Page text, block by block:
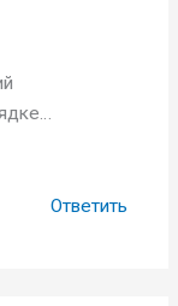
Ответить